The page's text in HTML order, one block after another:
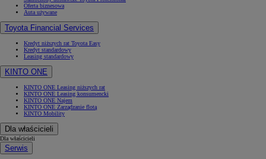
Oferta biznesowa
Auta używane
Toyota Financial Services
Kredyt niższych rat Toyota Easy
Kredyt standardowy
Leasing standardowy
KINTO ONE
KINTO ONE Leasing niższych rat
KINTO ONE Leasing konsumencki
KINTO ONE Najem
KINTO ONE Zarządzanie flotą
KINTO Mobility
Dla właścicieli
Dla właścicieli
Serwis